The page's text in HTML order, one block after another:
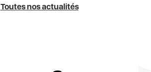
Toutes nos actualités